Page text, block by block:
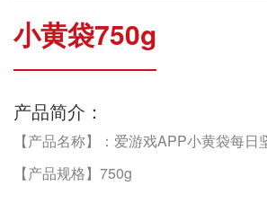
小黄袋750g
产品简介：
【产品名称】：爱游戏APP小黄袋每日
【产品规格】750g